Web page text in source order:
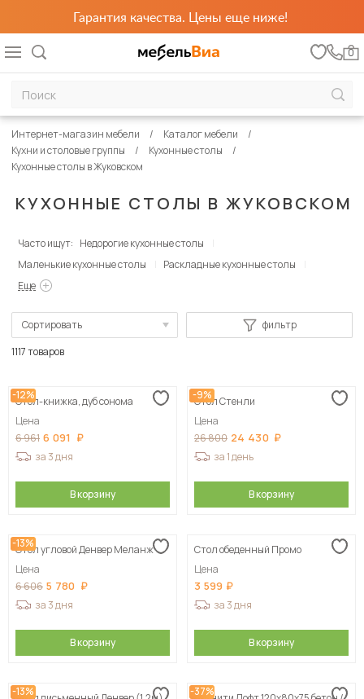
Гарантия качества. Цены еще ниже!
0
КУХОННЫЕ СТОЛЫ В ЖУКОВСКОМ
Интернет-магазин мебели
Каталог мебели
Кухни и столовые группы
Кухонные столы
Кухонные столы в Жуковском
Часто ищут: Недорогие кухонные столы
Маленькие кухонные столы
Раскладные кухонные столы
Еще
Сортировать
Сначала дорогие
фильтр
1117 товаров
-12%
Стол-книжка, дуб сонома
Цена
6 961 6 091
за 3 дня
В корзину
-9%
Стол Стенли
Цена
26 800 24 430
за 1 день
В корзину
-13%
Стол угловой Денвер Меланж
Цена
6 606 5 780
за 3 дня
В корзину
Стол обеденный Промо
Цена
3 599
за 3 дня
В корзину
-13% -37%